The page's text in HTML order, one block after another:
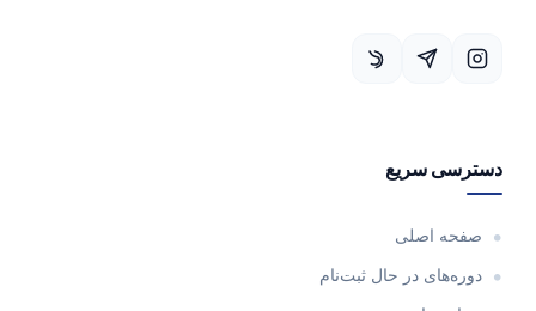
دسترسی سریع
صفحه اصلی
دوره‌های در حال ثبت‌نام